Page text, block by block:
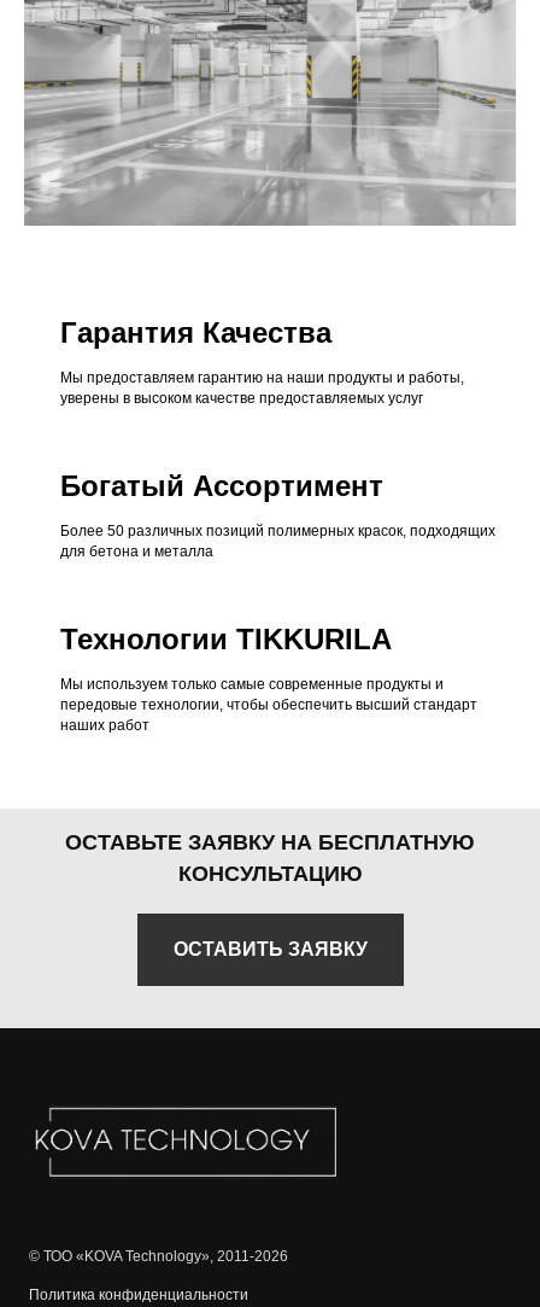
Гарантия Качества
Мы предоставляем гарантию на наши продукты и работы,
уверены в высоком качестве предоставляемых услуг
Богатый Ассортимент
Более 50 различных позиций полимерных красок, подходящих
для бетона и металла
Технологии TIKKURILA
Мы используем только самые современные продукты и
передовые технологии, чтобы обеспечить высший стандарт
наших работ
ОСТАВЬТЕ ЗАЯВКУ НА БЕСПЛАТНУЮ
КОНСУЛЬТАЦИЮ
ОСТАВИТЬ ЗАЯВКУ
© ТОО «KOVA Technology», 2011-2026
Политика конфиденциальности